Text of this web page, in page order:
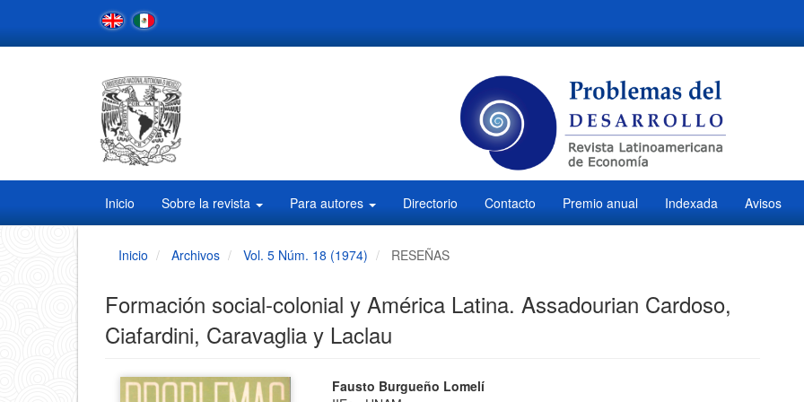
Contenido
Inicio Sobre la revista Para autores Directorio Contacto Premio anual Indexada Avisos
Inicio Archivos Vol. 5 Núm. 18 (1974) RESEÑAS
Formación social-colonial y América Latina. Assadourian Cardoso,
Ciafardini, Caravaglia y Laclau
Barra
Contenido
Fausto Burgueño Lomelí